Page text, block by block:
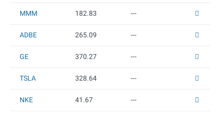
MMM 182.83 ---
ADBE 265.09 ---
GE 370.27 ---
TSLA 328.64 ---
NKE 41.67 ---